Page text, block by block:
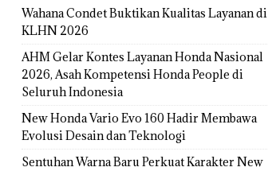
Wahana Condet Buktikan Kualitas Layanan di
KLHN 2026
AHM Gelar Kontes Layanan Honda Nasional
2026, Asah Kompetensi Honda People di
Seluruh Indonesia
New Honda Vario Evo 160 Hadir Membawa
Evolusi Desain dan Teknologi
Sentuhan Warna Baru Perkuat Karakter New